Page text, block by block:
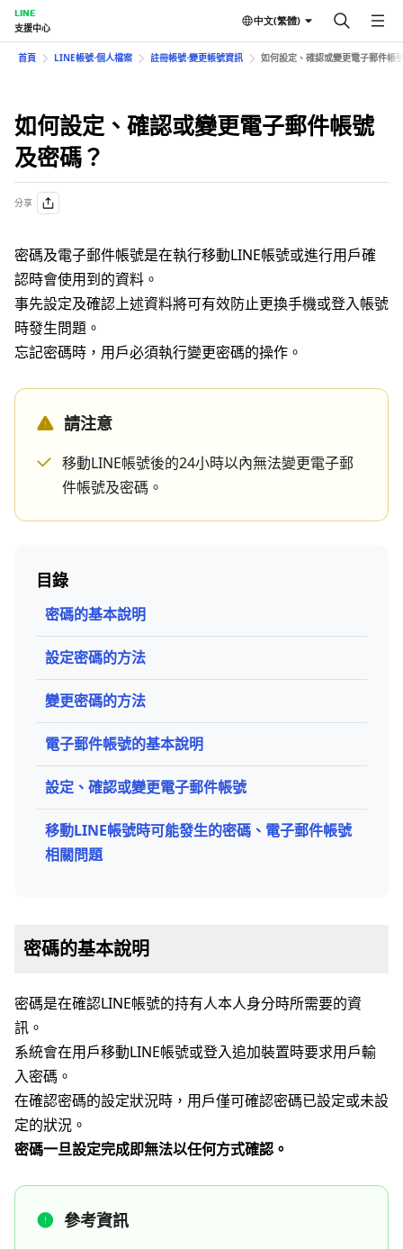
LINE
支援中心
中文(繁體)
首頁 LINE帳號⋅個人檔案 註冊帳號⋅變更帳號資訊 如何設定、確認或變更電子郵件帳
如何設定、確認或變更電子郵件帳號
及密碼？
分享
密碼及電子郵件帳號是在執行移動LINE帳號或進行用戶確
認時會使用到的資料。
事先設定及確認上述資料將可有效防止更換手機或登入帳號
時發生問題。
忘記密碼時，用戶必須執行變更密碼的操作。
請注意
移動LINE帳號後的24小時以內無法變更電子郵
件帳號及密碼。
目錄
密碼的基本說明
設定密碼的方法
變更密碼的方法
電子郵件帳號的基本說明
設定、確認或變更電子郵件帳號
移動LINE帳號時可能發生的密碼、電子郵件帳號
相關問題
密碼的基本說明
密碼是在確認LINE帳號的持有人本人身分時所需要的資
訊。
系統會在用戶移動LINE帳號或登入追加裝置時要求用戶輸
入密碼。
在確認密碼的設定狀況時，用戶僅可確認密碼已設定或未設
定的狀況。
密碼一旦設定完成即無法以任何方式確認。
參考資訊